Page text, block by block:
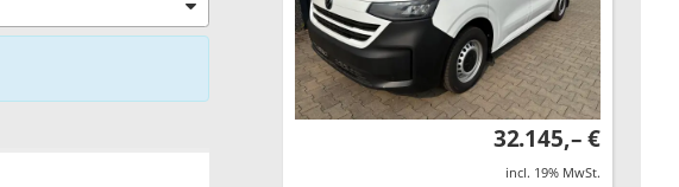
32.145,– €
incl. 19% MwSt.